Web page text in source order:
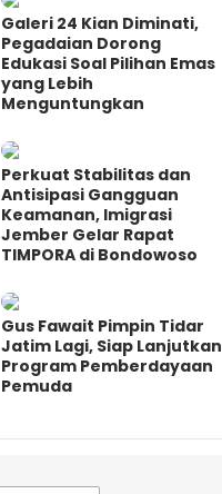
Galeri 24 Kian Diminati,
Pegadaian Dorong
Edukasi Soal Pilihan Emas
yang Lebih
Menguntungkan
Perkuat Stabilitas dan
Antisipasi Gangguan
Keamanan, Imigrasi
Jember Gelar Rapat
TIMPORA di Bondowoso
Gus Fawait Pimpin Tidar
Jatim Lagi, Siap Lanjutkan
Program Pemberdayaan
Pemuda